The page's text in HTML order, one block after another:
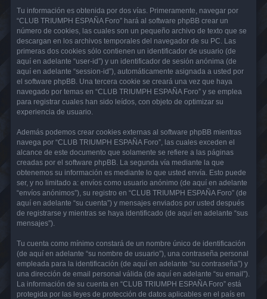
Tu información es obtenida por dos vías. Primeramente, navegar por
“CLUB TRIUMPH ESPAÑA Foro” hará al software phpBB crear un
número de cookies, las cuales son un pequeño archivo de texto que se
descargan en los archivos temporales del navegador de su PC. Las
primeras dos cookies sólo contienen un identificador de usuario (de
aquí en adelante “user-id”) y un identificador de sesión anónima (de
aquí en adelante “session-id”), automáticamente asignada a usted por
el software phpBB. Una tercera cookie se creará una vez que haya
navegado por temas en “CLUB TRIUMPH ESPAÑA Foro” y se emplea
para registrar cuales han sido leídos, con objeto de optimizar su
experiencia de usuario.
Además podemos crear cookies externas al software phpBB mientras
navega por “CLUB TRIUMPH ESPAÑA Foro”, las cuales exceden el
alcance de este documento que solamente se refiere a las páginas
creadas por el software phpBB. La segunda vía mediante la que
obtenemos su información es mediante lo que usted envía. Esto puede
ser, y no limitado a: envíos como usuario anónimo (de aquí en adelante
“envíos anónimos”), su registro en “CLUB TRIUMPH ESPAÑA Foro” (de
aquí en adelante “su cuenta”) y mensajes enviados por usted después
de registrarse y mientras se haya identificado (de aquí en adelante “sus
mensajes”).
Tu cuenta como mínimo constará de un nombre único de identificación
(de aquí en adelante “su nombre de usuario”), una contraseña personal
empleada para la identificación (de aquí en adelante “su contraseña”) y
una dirección de email personal válida (de aquí en adelante “su email”).
La información de su cuenta en “CLUB TRIUMPH ESPAÑA Foro” está
protegida por las leyes de protección de datos aplicables en el país en